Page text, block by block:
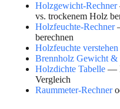
Holzgewicht-Rechner
vs. trockenem Holz
Holzfeuchte-Rechner
berechnen
Holzfeuchte
Brennholz Gewicht &
Holzdichte Tabelle —
Vergleich
Raummeter-Rechner